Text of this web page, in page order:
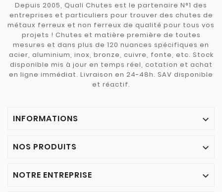
Depuis 2005, Quali Chutes est le partenaire N°1 des
entreprises et particuliers pour trouver des chutes de
métaux ferreux et non ferreux de qualité pour tous vos
projets ! Chutes et matière première de toutes
mesures et dans plus de 120 nuances spécifiques en
acier, aluminium, inox, bronze, cuivre, fonte, etc. Stock
disponible mis à jour en temps réel, cotation et achat
en ligne immédiat. Livraison en 24-48h. SAV disponible
et réactif.
INFORMATIONS 
NOS PRODUITS 
NOTRE ENTREPRISE 